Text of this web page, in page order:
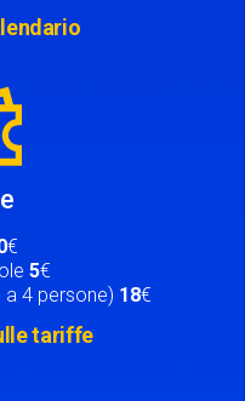
€
5€
4 persone) 18€
tariffe